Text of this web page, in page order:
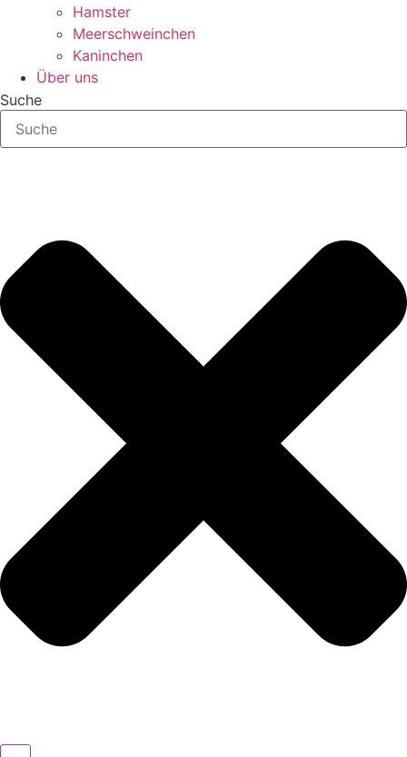
Hamster
Meerschweinchen
Kaninchen
Über uns
Suche